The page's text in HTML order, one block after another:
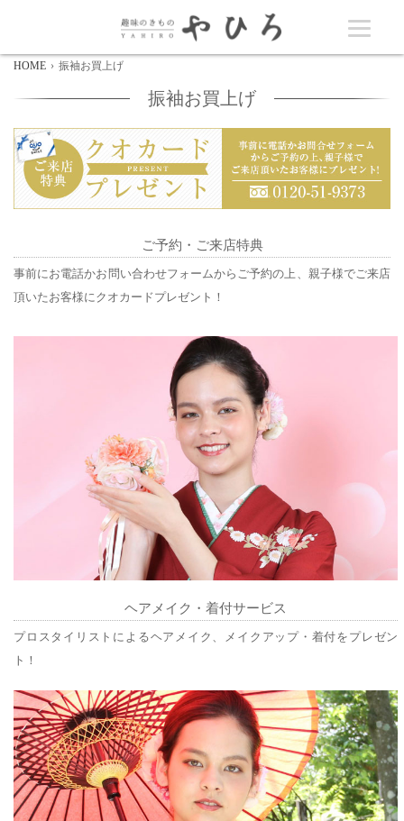
HOME 振袖お買上げ
振袖お買上げ
ご予約・ご来店特典
事前にお電話かお問い合わせフォームからご予約の上、親子様でご来店
頂いたお客様にクオカードプレゼント！
ヘアメイク・着付サービス
プロスタイリストによるヘアメイク、メイクアップ・着付をプレゼン
ト！